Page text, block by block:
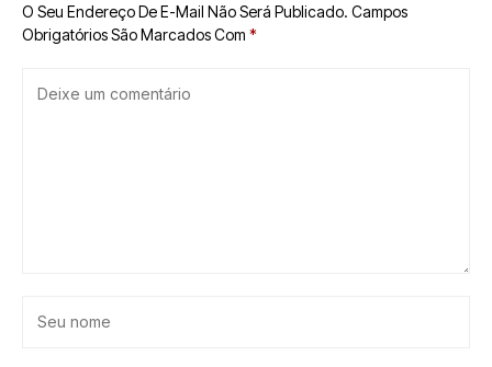
O Seu Endereço De E-Mail Não Será Publicado. Campos
Obrigatórios São Marcados Com *